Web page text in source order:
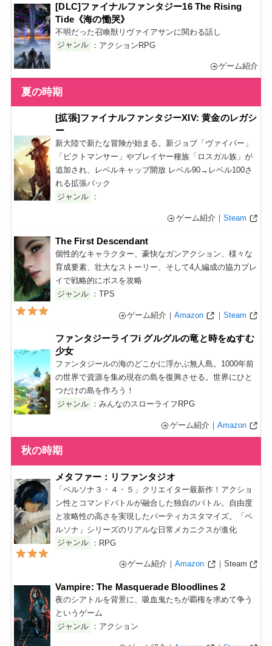
[DLC]ファイナルファンタジー16 The Rising
Tide《海の慟哭》
不明だった召喚獣リヴァイアサンに関わる話し
ジャンル ：アクションRPG
ゲーム紹介
夏の時期
[拡張]ファイナルファンタジーXIV: 黄金のレガシ
ー
新大陸で新たな冒険が始まる。新ジョブ「ヴァイパー」
「ピクトマンサー」やプレイヤー種族「ロスガル族」が
追加され、レベルキャップ開放 レベル90→レベル100さ
れる拡張パック
ジャンル ：
ゲーム紹介｜ Steam
The First Descendant
個性的なキャラクター、豪快なガンアクション、様々な
育成要素、壮大なストーリー、そして4人編成の協力プレ
イで戦略的にボスを攻略
ジャンル ：TPS
ゲーム紹介｜Amazon ｜ Steam
ファンタジーライフi グルグルの竜と時をぬすむ
少女
ファンタジールの海のどこかに浮かぶ無人島。1000年前
の世界で資源を集め現在の島を復興させる。世界にひと
つだけの島を作ろう！
ジャンル ：みんなのスローライフRPG
ゲーム紹介｜ Amazon
秋の時期
メタファー：リファンタジオ
「ペルソナ３・４・５」クリエイター最新作！アクショ
ン性とコマンドバトルが融合した独自のバトル。自由度
と攻略性の高さを実現したパーティカスタマイズ。「ペ
ルソナ」シリーズのリアルな日常メカニクスが進化
ジャンル ：RPG
ゲーム紹介｜Amazon ｜Steam
Vampire: The Masquerade Bloodlines 2
夜のシアトルを背景に、吸血鬼たちが覇権を求めて争う
というゲーム
ジャンル ：アクション